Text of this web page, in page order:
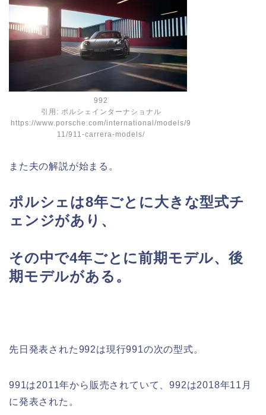
992
引用: ポルシェインターナショナル
https://www.porsche.com/international/models/9
11/911-carrera-models/
また夫の解説が始まる。
ポルシェは8年ごとに大きな型式チ
ェンジがあり、
その中で4年ごとに前期モデル、後
期モデルがある。
先日発表された992は現行991の次の型式。
991は2011年から販売されていて、992は2018年11月
に発表された。